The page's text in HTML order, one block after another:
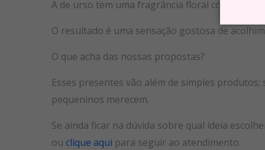
A de urso tem uma fragrância floral com notas
O resultado é uma sensação gostosa de
O que acha das nossas propostas?
Esses presentes vão além de simples
pequeninos merecem.
Se ainda ficar na dúvida sobre qual ideia
ou clique aqui para seguir ao atendimento.